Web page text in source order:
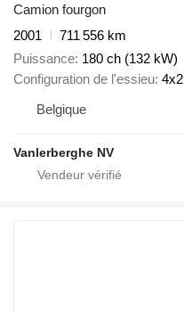
Camion fourgon
2001
711 556 km
Puissance 180 ch (132 kW)
Configuration de l'essieu 4x2
Belgique
Vanlerberghe NV